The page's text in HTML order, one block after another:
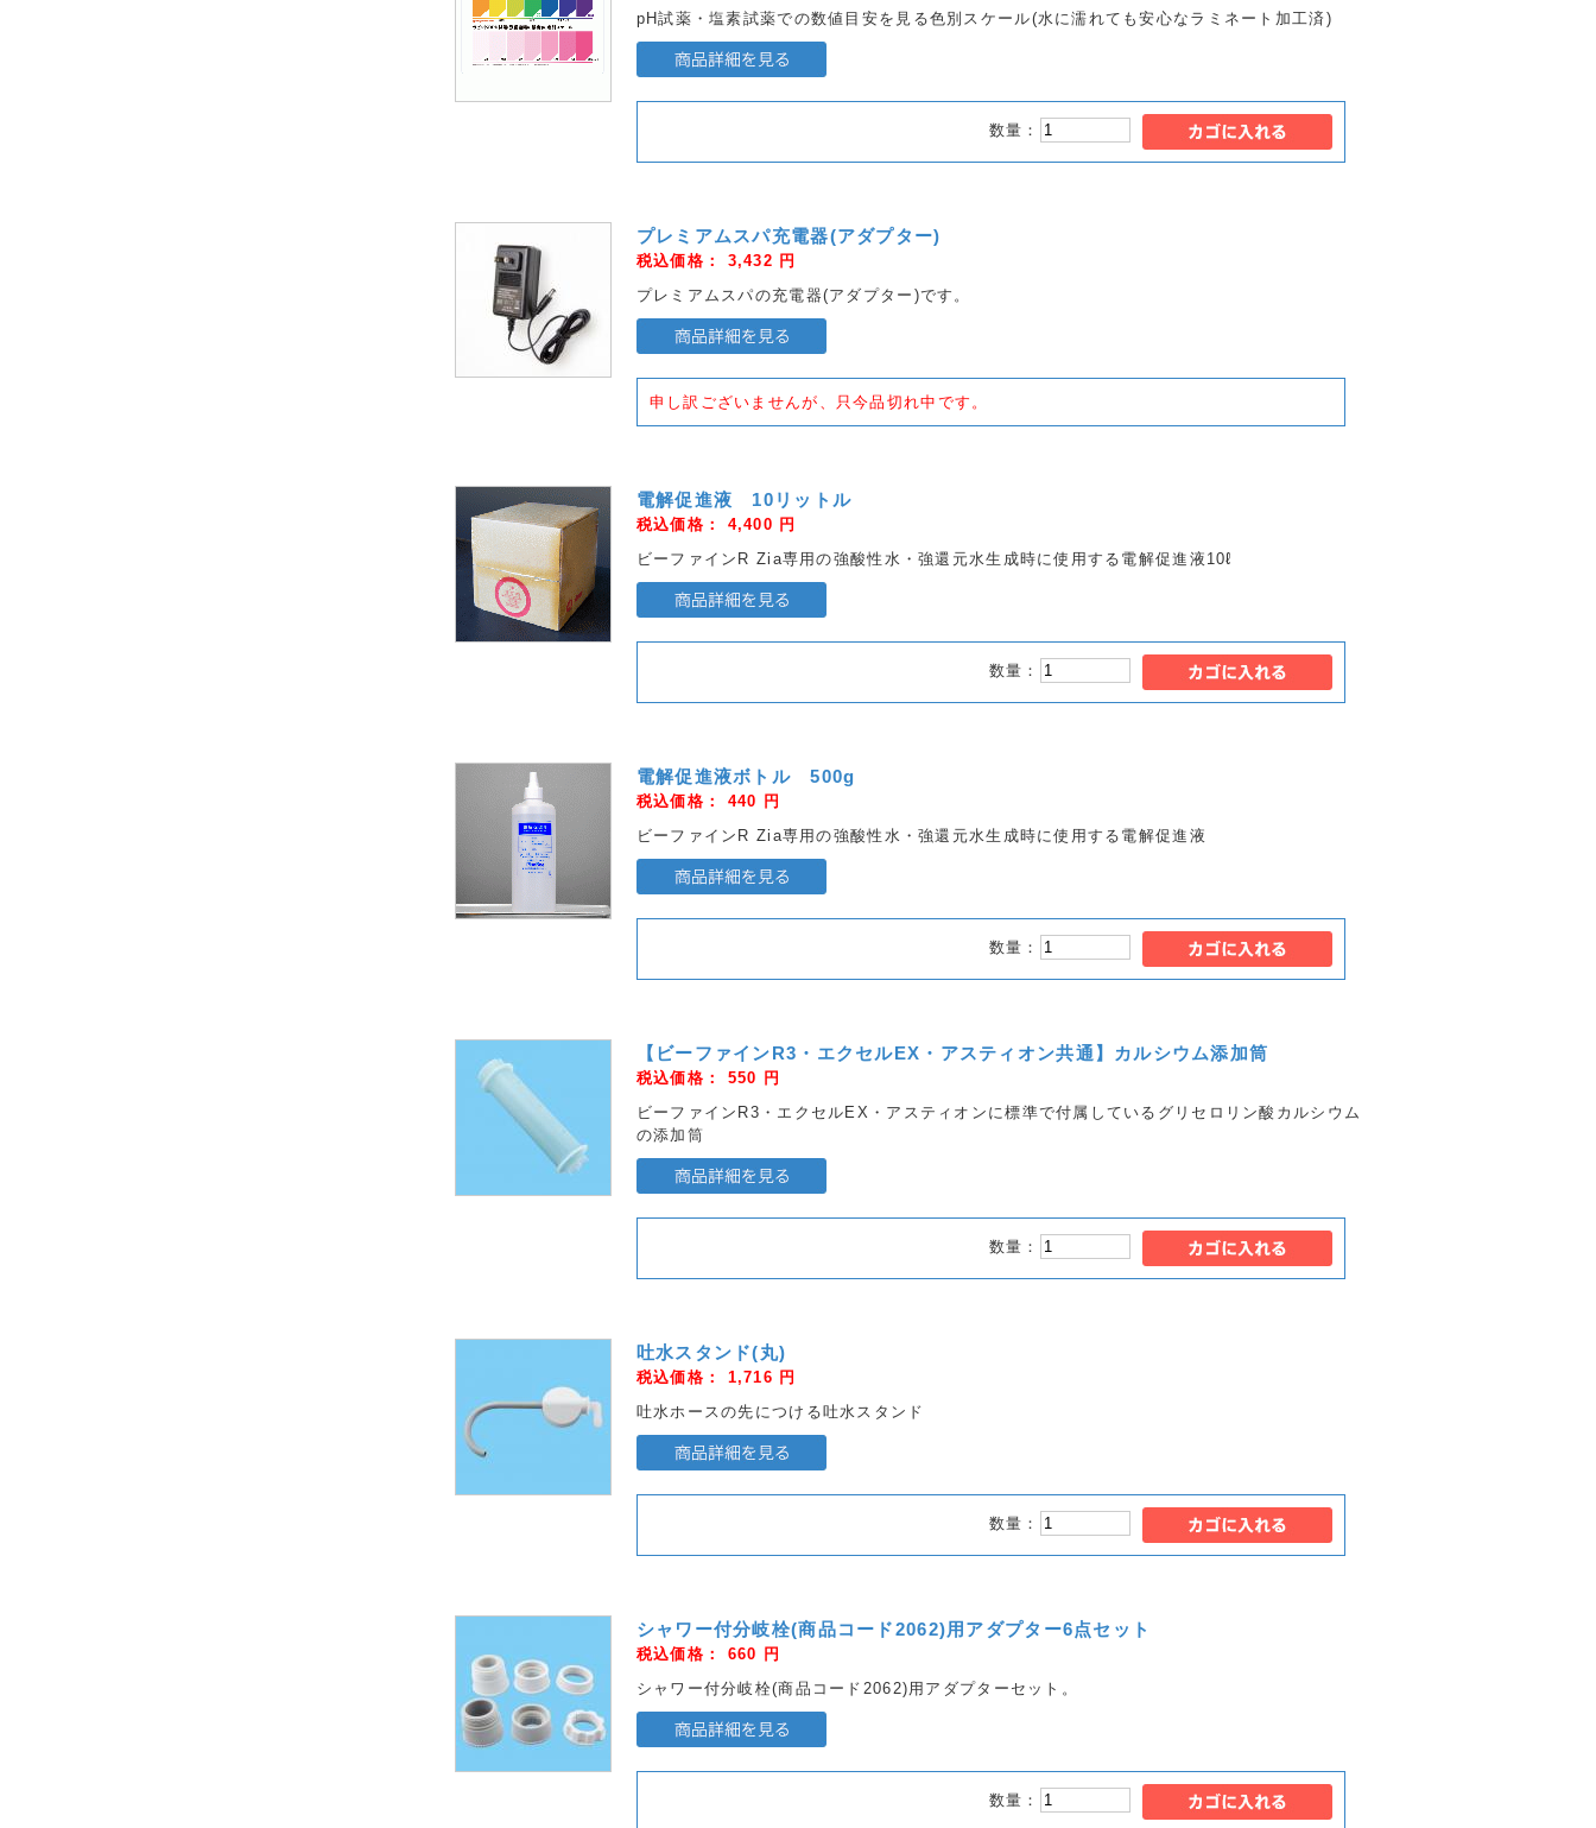
pH試薬・塩素試薬での数値目安を見る色別スケール(水に濡れても安心なラミネート加工済)
数量：
プレミアムスパ充電器(アダプター)
税込価格： 3,432 円
プレミアムスパの充電器(アダプター)です。
申し訳ございませんが、只今品切れ中です。
電解促進液 10リットル
税込価格： 4,400 円
ビーファインR Zia専用の強酸性水・強還元水生成時に使用する電解促進液10ℓ
数量：
電解促進液ボトル 500g
税込価格： 440 円
ビーファインR Zia専用の強酸性水・強還元水生成時に使用する電解促進液
数量：
【ビーファインR3・エクセルEX・アスティオン共通】カルシウム添加筒
税込価格： 550 円
ビーファインR3・エクセルEX・アスティオンに標準で付属しているグリセロリン酸カルシウム
の添加筒
数量：
吐水スタンド(丸)
税込価格： 1,716 円
吐水ホースの先につける吐水スタンド
数量：
シャワー付分岐栓(商品コード2062)用アダプター6点セット
税込価格： 660 円
シャワー付分岐栓(商品コード2062)用アダプターセット。
数量：